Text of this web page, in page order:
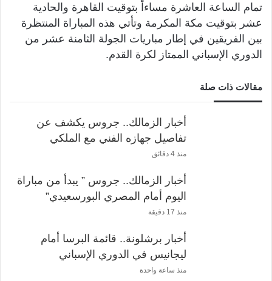
تمام الساعة العاشرة مساءاً بتوقيت القاهرة والحادية
عشر بتوقيت مكة المكرمة وتأتي هذه المباراة المنتظرة
بين الفريقين في إطار مباريات الجولة الثامنة عشر من
الدوري الإسباني الممتاز لكرة القدم.
مقالات ذات صلة
أخبار الزمالك.. جروس يكشف عن
تفاصيل جهازه الفني مع الملكي
منذ 4 دقائق
أخبار الزمالك.. جروس ” يبدأ من مباراة
اليوم أمام المصري البورسعيدي”
منذ 17 دقيقة
أخبار برشلونة.. قائمة البرسا أمام
ليجانيس في الدوري الإسباني
منذ ساعة واحدة